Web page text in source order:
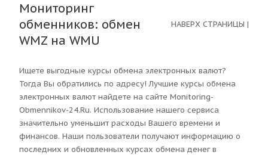
Мониторинг
обменников: обмен
WMZ на WMU
НАВЕРХ СТРАНИЦЫ |
Ищете выгодные курсы обмена электронных валют?
Тогда Вы обратились по адресу! Лучшие курсы обмена
электронных валют найдете на сайте Monitoring-
Obmennikov-24.Ru. Использование нашего сервиса
значительно уменьшит расходы Вашего времени и
финансов. Наши пользователи получают информацию о
последних и обновленных курсах обмена денег в